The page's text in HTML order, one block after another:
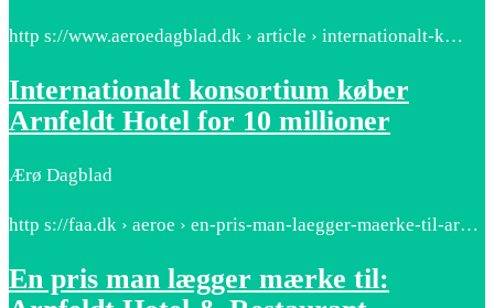
http s://www.aeroedagblad.dk › article › internationalt-k…
Internationalt konsortium køber
Arnfeldt Hotel for 10 millioner
Ærø Dagblad
http s://faa.dk › aeroe › en-pris-man-laegger-maerke-til-ar…
En pris man lægger mærke til: